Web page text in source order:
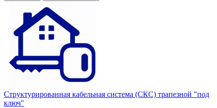
Структурированная кабельная система (СКС) трапезной "под
ключ"